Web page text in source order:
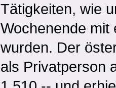
Tätigkeiten, wie
Wochenende mit
wurden. Der
als Privatperson